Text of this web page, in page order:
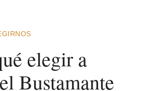
elegir a
Bustamante